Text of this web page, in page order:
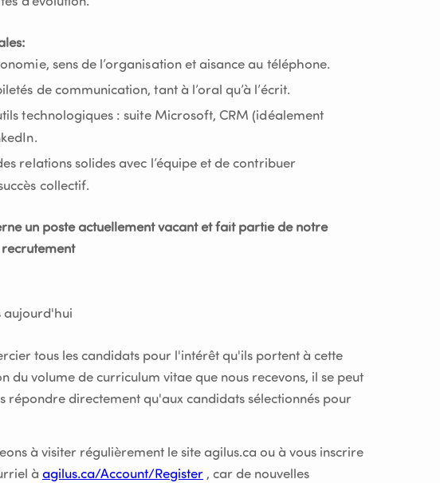
sens de l’organisation et aisance au téléphone.
de communication, tant à l’oral qu’à l’écrit.
technologiques : suite Microsoft, CRM (idéalement
relations solides avec l’équipe et de contribuer
collectif.
un poste actuellement vacant et fait partie de notre
aujourd'hui
tous les candidats pour l'intérêt qu'ils portent à cette
du volume de curriculum vitae que nous recevons, il se peut
répondre directement qu'aux candidats sélectionnés pour
à visiter régulièrement le site agilus.ca ou à vous inscrire
à agilus.ca/Account/Register , car de nouvelles